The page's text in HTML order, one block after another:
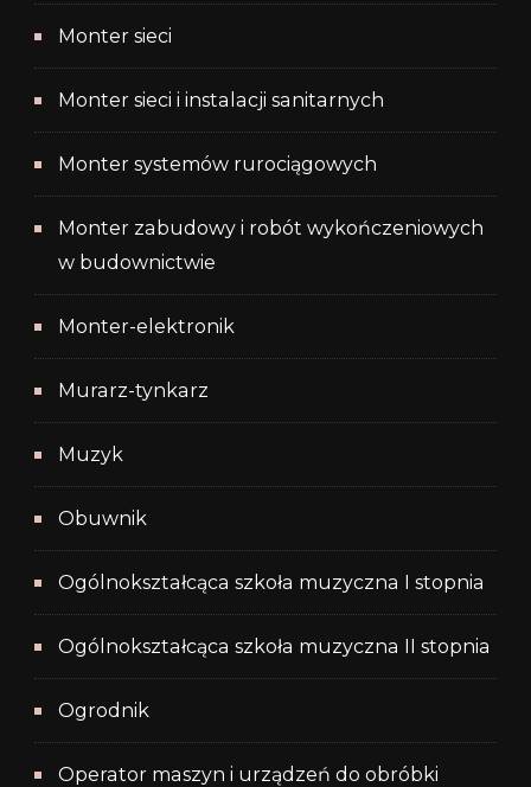
Monter sieci
Monter sieci i instalacji sanitarnych
Monter systemów rurociągowych
Monter zabudowy i robót wykończeniowych
w budownictwie
Monter-elektronik
Murarz-tynkarz
Muzyk
Obuwnik
Ogólnokształcąca szkoła muzyczna I stopnia
Ogólnokształcąca szkoła muzyczna II stopnia
Ogrodnik
Operator maszyn i urządzeń do obróbki